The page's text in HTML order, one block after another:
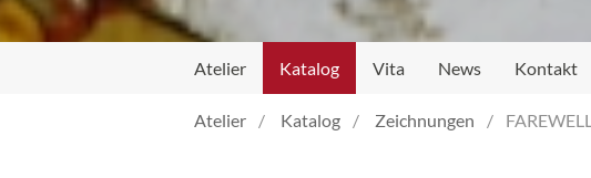
Atelier Katalog Vita News Kontakt
Atelier Katalog Zeichnungen